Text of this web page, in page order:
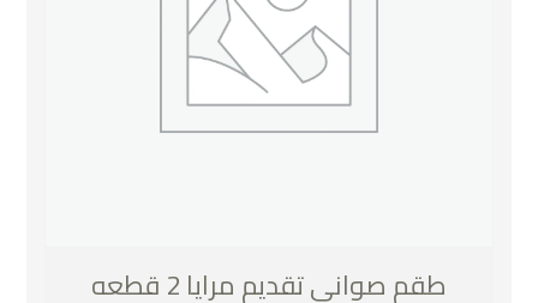
طقم صواني تقديم مرايا 2 قطعه